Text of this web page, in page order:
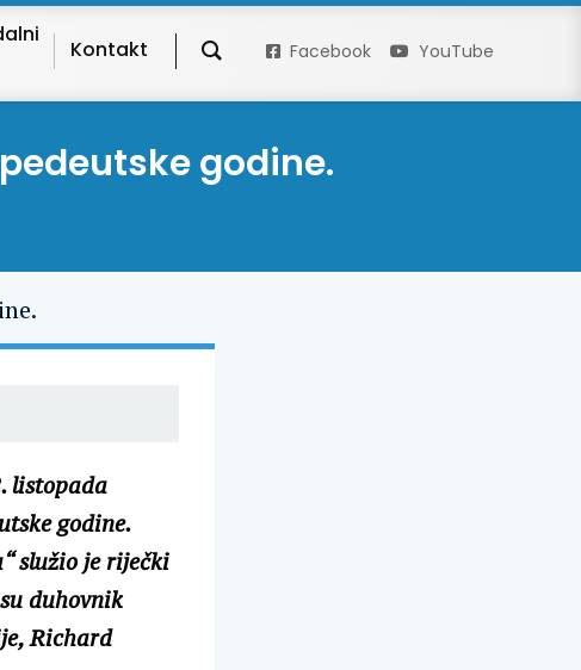
Kontakt Facebook YouTube
godine.
listopada
godine.
služio je riječki
duhovnik
Richard